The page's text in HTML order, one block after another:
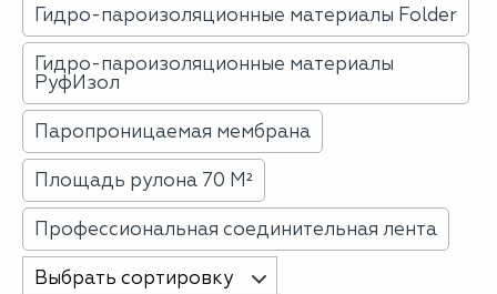
Гидро-пароизоляционные материалы Folder
Гидро-пароизоляционные материалы
РуфИзол
Паропроницаемая мембрана
Площадь рулона 70 М²
Профессиональная соединительная лента
Выбрать сортировку